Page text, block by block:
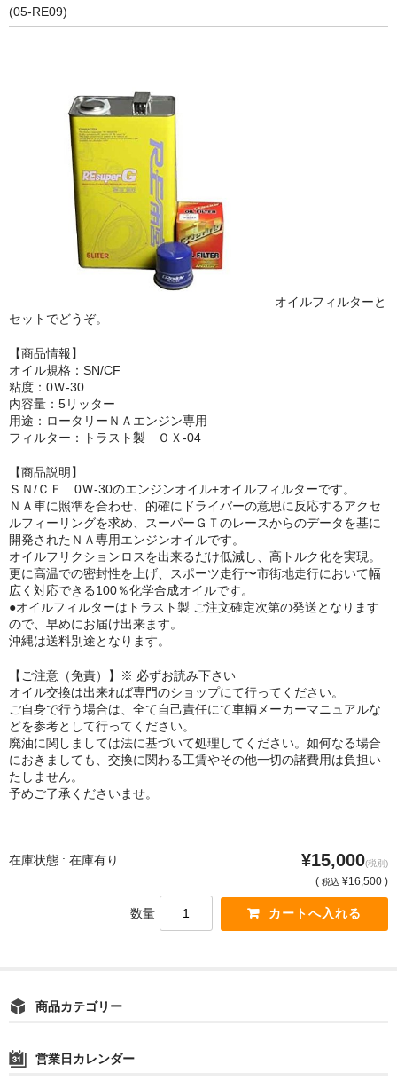
Sitemap
(05-RE09)
オイルフィルターと
セットでどうぞ。
【商品情報】
オイル規格：SN/CF
粘度：0Ｗ-30
内容量：5リッター
用途：ロータリーＮＡエンジン専用
フィルター：トラスト製 ＯＸ-04
【商品説明】
ＳＮ/ＣＦ 0Ｗ-30のエンジンオイル+オイルフィルターです。
ＮＡ車に照準を合わせ、的確にドライバーの意思に反応するアクセ
ルフィーリングを求め、スーパーＧＴのレースからのデータを基に
開発されたＮＡ専用エンジンオイルです。
オイルフリクションロスを出来るだけ低減し、高トルク化を実現。
更に高温での密封性を上げ、スポーツ走行〜市街地走行において幅
広く対応できる100％化学合成オイルです。
●オイルフィルターはトラスト製 ご注文確定次第の発送となります
ので、早めにお届け出来ます。
沖縄は送料別途となります。
【ご注意（免責）】※ 必ずお読み下さい
オイル交換は出来れば専門のショップにて行ってください。
ご自身で行う場合は、全て自己責任にて車輌メーカーマニュアルな
どを参考として行ってください。
廃油に関しましては法に基づいて処理してください。如何なる場合
におきましても、交換に関わる工賃やその他一切の諸費用は負担い
たしません。
予めご了承くださいませ。
在庫状態 : 在庫有り ¥15,000(税別)
( 税込 ¥16,500 )
数量
商品カテゴリー
営業日カレンダー